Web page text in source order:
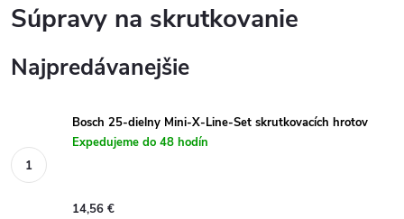
Súpravy na skrutkovanie
Najpredávanejšie
Bosch 25-dielny Mini-X-Line-Set skrutkovacích hrotov
Expedujeme do 48 hodín
14,56 €